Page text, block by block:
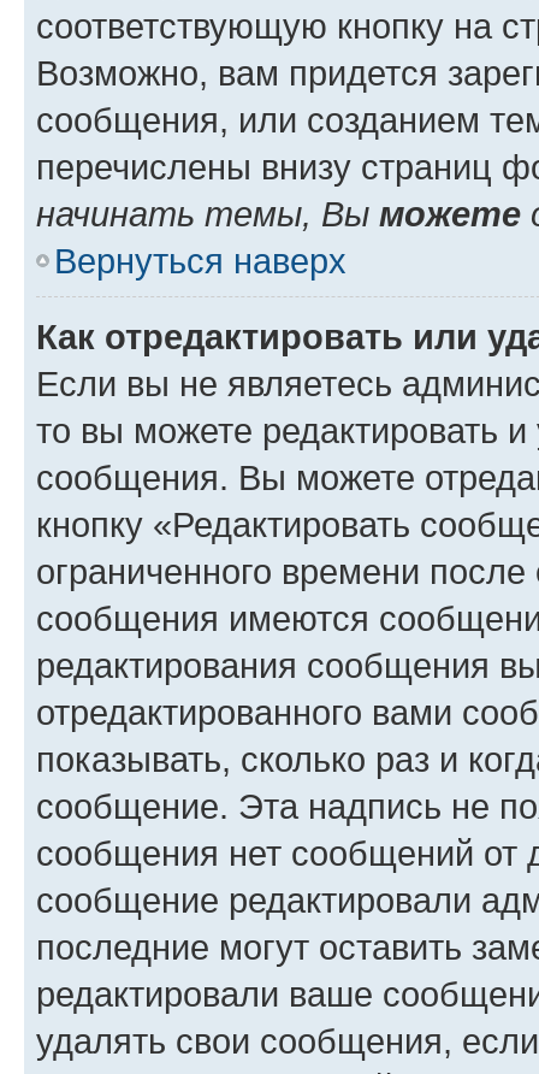
соответствующую кнопку на
Возможно, вам придется
сообщения, или созданием
перечислены внизу страниц
начинать темы, Вы можете
Вернуться наверх
Как отредактировать или
Если вы не являетесь
то вы можете редактировать
сообщения. Вы можете
кнопку «Редактировать
ограниченного времени
сообщения имеются
редактирования сообщения
отредактированного вами
показывать, сколько раз и
сообщение. Эта надпись не
сообщения нет сообщений от
сообщение редактировали
последние могут оставить
редактировали ваше
удалять свои сообщения,